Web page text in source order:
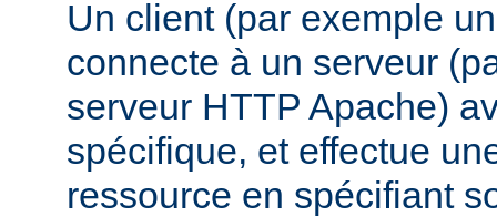
Un client (par exemple
connecte à un serveur
serveur HTTP Apache)
spécifique, et effectue
ressource en spécifiant